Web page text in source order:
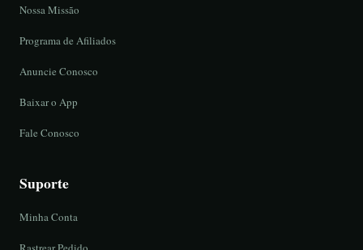
Nossa Missão
Programa de Afiliados
Anuncie Conosco
Baixar o App
Fale Conosco
Suporte
Minha Conta